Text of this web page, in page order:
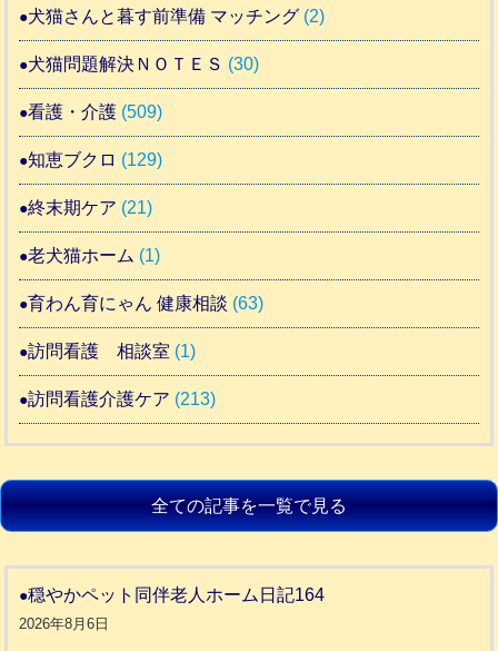
犬猫さんと暮す前準備 マッチング (2)
犬猫問題解決ＮＯＴＥＳ (30)
看護・介護 (509)
知恵ブクロ (129)
終末期ケア (21)
老犬猫ホーム (1)
育わん育にゃん 健康相談 (63)
訪問看護 相談室 (1)
訪問看護介護ケア (213)
全ての記事を一覧で見る
穏やかペット同伴老人ホーム日記164
2026年8月6日